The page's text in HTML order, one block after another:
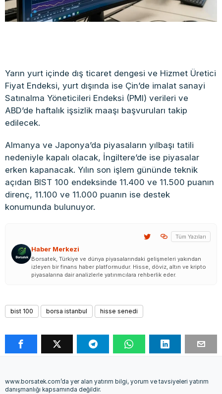
Yarın yurt içinde dış ticaret dengesi ve Hizmet Üretici
Fiyat Endeksi, yurt dışında ise Çin’de imalat sanayi
Satınalma Yöneticileri Endeksi (PMI) verileri ve
ABD’de haftalık işsizlik maaşı başvuruları takip
edilecek.
Almanya ve Japonya’da piyasaların yılbaşı tatili
nedeniyle kapalı olacak, İngiltere’de ise piyasalar
erken kapanacak. Yılın son işlem gününde teknik
açıdan BIST 100 endeksinde 11.400 ve 11.500 puanın
direnç, 11.100 ve 11.000 puanın ise destek
konumunda bulunuyor.
Haber Merkezi
Tüm Yazıları
Borsatek, Türkiye ve dünya piyasalarındaki gelişmeleri yakından
izleyen bir finans haber platformudur. Hisse, döviz, altın ve kripto
piyasalarına dair analizlerle yatırımcılara rehberlik eder.
bist 100 borsa istanbul hisse senedi
www.borsatek.com’da yer alan yatırım bilgi, yorum ve tavsiyeleri yatırım
danışmanlığı kapsamında değildir.